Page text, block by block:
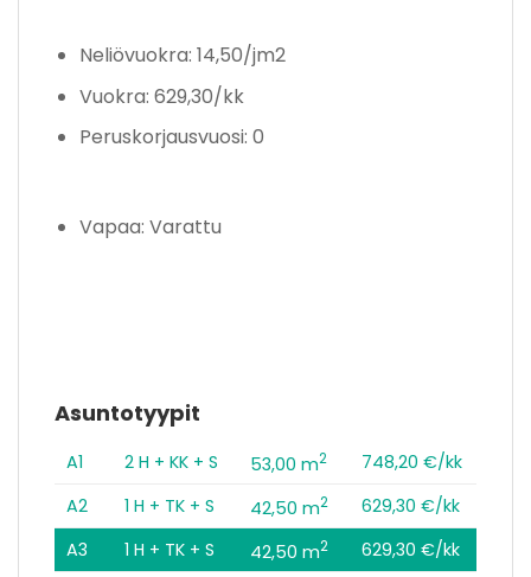
Asuntotyypit
A1 2 H + KK + S 53,00 m2
748,20 €/kk
A2
1 H + TK + S 42,50 m2
629,30 €/kk
A3
1 H + TK + S 42,50 m2
629,30 €/kk
Neliövuokra: 14,50/jm2
Vuokra: 629,30/kk
Peruskorjausvuosi: 0
Vapaa: Varattu